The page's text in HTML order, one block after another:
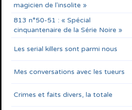
magicien de l'insolite »
813 n°50-51 : « Spécial
cinquantenaire de la Série Noire »
Les serial killers sont parmi nous
Mes conversations avec les tueurs
Crimes et faits divers, la totale